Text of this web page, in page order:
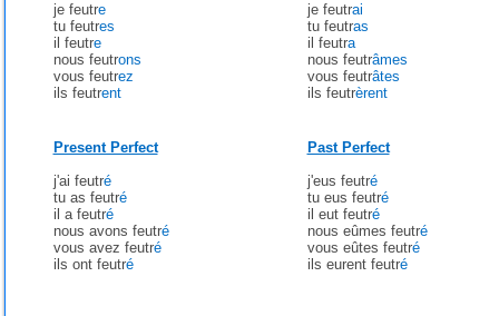
je feutre
tu feutres
il feutre
nous feutrons
vous feutrez
ils feutrent
je feutrai
tu feutras
il feutra
nous feutrâmes
vous feutrâtes
ils feutrèrent
Present Perfect
j'ai feutré
tu as feutré
il a feutré
nous avons feutré
vous avez feutré
ils ont feutré
Past Perfect
j'eus feutré
tu eus feutré
il eut feutré
nous eûmes feutré
vous eûtes feutré
ils eurent feutré